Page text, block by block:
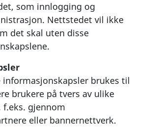
som innlogging og
Nettstedet vil ikke
det skal uten disse
informasjonskapsler brukes til
brukere på tvers av ulike
gjennom
eller bannernettverk.